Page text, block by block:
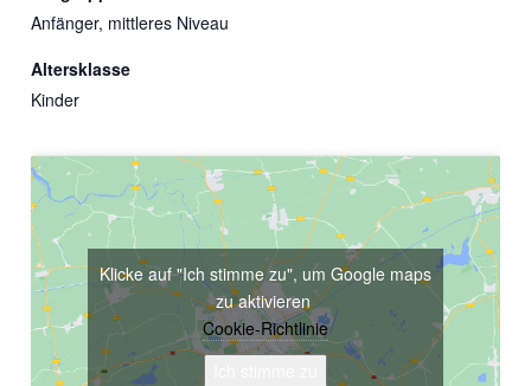
Anfänger, mittleres Niveau
Altersklasse
Kinder
Klicke auf "Ich stimme zu", um Google maps
zu aktivieren
Cookie-Richtlinie